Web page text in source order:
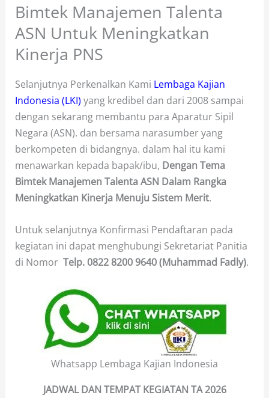
Bimtek Manajemen Talenta
ASN Untuk Meningkatkan
Kinerja PNS
Selanjutnya Perkenalkan Kami Lembaga Kajian
Indonesia (LKI) yang kredibel dan dari 2008 sampai
dengan sekarang membantu para Aparatur Sipil
Negara (ASN). dan bersama narasumber yang
berkompeten di bidangnya. dalam hal itu kami
menawarkan kepada bapak/ibu, Dengan Tema
Bimtek Manajemen Talenta ASN Dalam Rangka
Meningkatkan Kinerja Menuju Sistem Merit.
Untuk selanjutnya Konfirmasi Pendaftaran pada
kegiatan ini dapat menghubungi Sekretariat Panitia
di Nomor Telp. 0822 8200 9640 (Muhammad Fadly).
Whatsapp Lembaga Kajian Indonesia
JADWAL DAN TEMPAT KEGIATAN TA 2026